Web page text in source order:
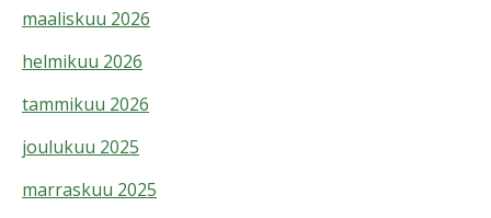
maaliskuu 2026
helmikuu 2026
tammikuu 2026
joulukuu 2025
marraskuu 2025